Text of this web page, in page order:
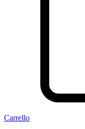
Carrello